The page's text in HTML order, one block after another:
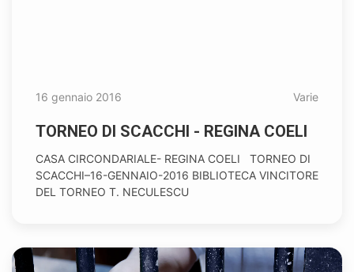
16 gennaio 2016 Varie
TORNEO DI SCACCHI - REGINA COELI
CASA CIRCONDARIALE- REGINA COELI TORNEO DI
SCACCHI–16-GENNAIO-2016 BIBLIOTECA VINCITORE
DEL TORNEO T. NECULESCU